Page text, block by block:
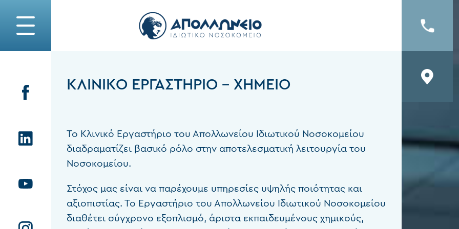
ΚΛΙΝΙΚΌ ΕΡΓΑΣΤΉΡΙΟ - ΧΗΜΕΊΟ
Το Κλινικό Εργαστήριο του Απολλωνείου Ιδιωτικού Νοσοκομείου
διαδραματίζει βασικό ρόλο στην αποτελεσματική λειτουργία του
Νοσοκομείου.
Στόχος μας είναι να παρέχουμε υπηρεσίες υψηλής ποιότητας και
αξιοπιστίας. Το Εργαστήριο του Απολλωνείου Ιδιωτικού Νοσοκομείου
διαθέτει σύγχρονο εξοπλισμό, άριστα εκπαιδευμένους χημικούς,